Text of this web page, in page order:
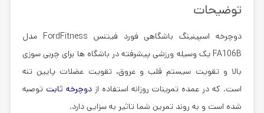
توضیحات
دوچرخه اسپینینگ باشگاهی فورد فیتنس FordFitness مدل
FA106B یک وسیله ورزشی پیشرفته در باشگاه ها برای چربی سوزی
بالا و تقویت سیستم قلب و عروق، تقویت عضلات پایین تنه
است. که در عمده تمرینات روزانه استفاده ازدوچرخه ثابت توصبه
شده است و به روند تمرین شما تاثیر به سزایی دارد.